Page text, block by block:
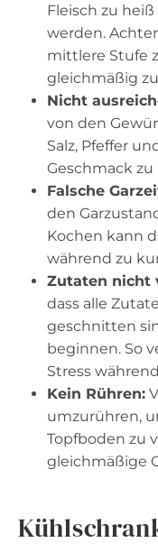
Fleisch zu
werden.
mittlere Stufe
gleichmäßig
Nicht
von den
Salz, Pfeffer
Geschmack
Falsche
den
Kochen kann
während zu
Zutaten nicht
dass alle
geschnitten
beginnen. So
Stress
Kein Rühren:
umzurühren,
Topfboden zu
gleichmäßige